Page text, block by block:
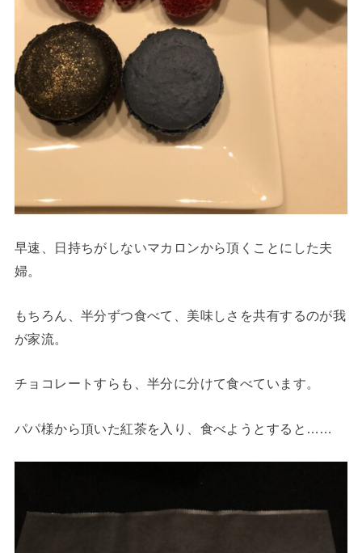
早速、日持ちがしないマカロンから頂くことにした夫
婦。
もちろん、半分ずつ食べて、美味しさを共有するのが我
が家流。
チョコレートすらも、半分に分けて食べています。
パパ様から頂いた紅茶を入り、食べようとすると……